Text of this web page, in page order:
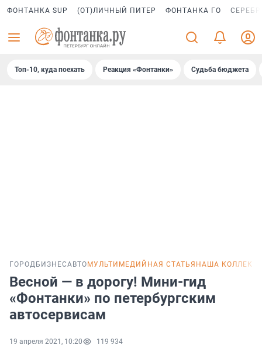
ФОНТАНКА SUP (ОТ)ЛИЧНЫЙ ПИТЕР ФОНТАНКА ГО
Топ-10, куда поехать Реакция «Фонтанки» Судьба бюджета
ГОРОД БИЗНЕСАВТО МУЛЬТИМЕДИЙНАЯ СТАТЬЯ НАША
Весной — в дорогу! Мини-гид
«Фонтанки» по петербургским
автосервисам
19 апреля 2021, 10:20 119 934